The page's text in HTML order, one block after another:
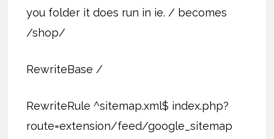
you folder it does run in ie. / becomes
/shop/
RewriteBase /
RewriteRule ^sitemap.xml$ index.php?
route=extension/feed/google_sitemap